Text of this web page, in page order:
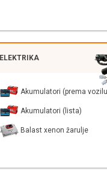
ELEKTRIKA
Akumulatori (prema
Akumulatori (lista)
Balast xenon žarulje